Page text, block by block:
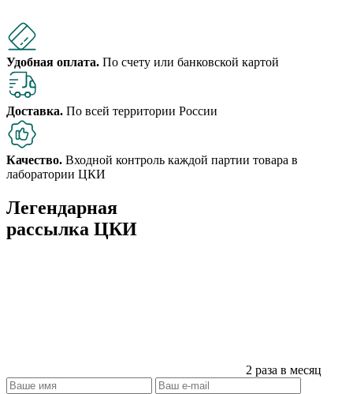
Удобная оплата. По счету или банковской картой
Доставка. По всей территории России
Качество. Входной контроль каждой партии товара в
лаборатории ЦКИ
Легендарная
рассылка ЦКИ
2 раза в месяц